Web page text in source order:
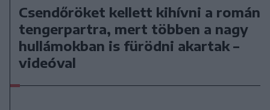
Csendőröket kellett kihívni a román
tengerpartra, mert többen a nagy
hullámokban is fürödni akartak –
videóval